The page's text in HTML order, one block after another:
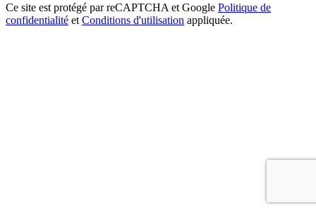
Ce site est protégé par reCAPTCHA et Google Politique de
confidentialité et Conditions d'utilisation appliquée.